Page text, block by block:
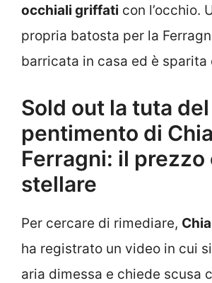
occhiali griffati con l’occhio.
propria batosta per la
barricata in casa ed è sparita
Sold out la tuta del
pentimento di
Ferragni: il prezzo
stellare
Per cercare di rimediare,
ha registrato un video in cui
aria dimessa e chiede scusa